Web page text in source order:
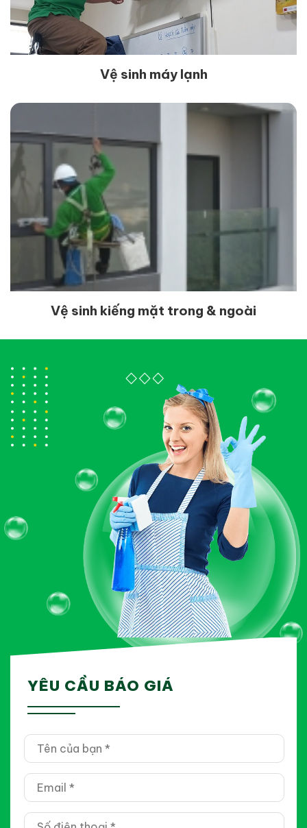
Vệ sinh máy lạnh
Vệ sinh kiếng mặt trong & ngoài
YÊU CẦU BÁO GIÁ